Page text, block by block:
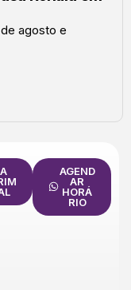
agosto e
AGEND
AR
HORÁ
RIO